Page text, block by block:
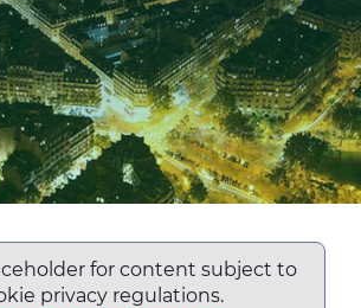
CABLE APP
for content subject to
privacy regulations.